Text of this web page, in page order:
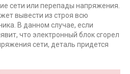
сети или перепады напряжения.
вывести из строя всю
В данном случае, если
что электронный блок сгорел
сети, деталь придется